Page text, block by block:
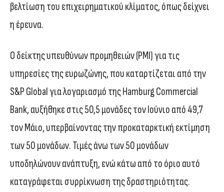
βελτίωση του επιχειρηματικού κλίματος, όπως δείχνει
η έρευνα.
Ο δείκτης υπευθύνων προμηθειών (PMI) για τις
υπηρεσίες της ευρωζώνης, που καταρτίζεται από την
S&P Global για λογαριασμό της Hamburg Commercial
Bank, αυξήθηκε στις 50,5 μονάδες τον Ιούνιο από 49,7
τον Μάιο, υπερβαίνοντας την προκαταρκτική εκτίμηση
των 50 μονάδων. Τιμές άνω των 50 μονάδων
υποδηλώνουν ανάπτυξη, ενώ κάτω από το όριο αυτό
καταγράφεται συρρίκνωση της δραστηριότητας.